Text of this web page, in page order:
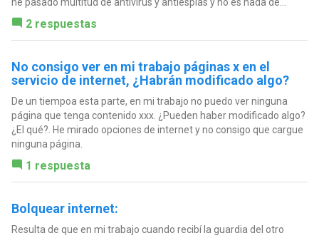
2 respuestas
No consigo ver en mi trabajo páginas x en el
servicio de internet, ¿Habrán modificado algo?
De un tiempoa esta parte, en mi trabajo no puedo ver ninguna
página que tenga contenido xxx. ¿Pueden haber modificado algo?
¿El qué?. He mirado opciones de internet y no consigo que cargue
ninguna página.
1 respuesta
Bolquear internet:
Resulta de que en mi trabajo cuando recibí la guardia del otro